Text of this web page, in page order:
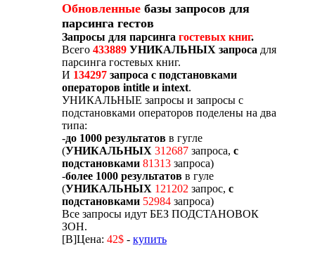
Обновленные базы запросов для
парсинга гестов
Запросы для парсинга гостевых книг.
Всего 433889 УНИКАЛЬНЫХ запроса для
парсинга гостевых книг.
И 134297 запроса с подстановками
операторов intitle и intext.
УНИКАЛЬНЫЕ запросы и запросы с
подстановками операторов поделены на два
типа:
-до 1000 результатов в гугле
(УНИКАЛЬНЫХ 312687 запроса, с
подстановками 81313 запроса)
-более 1000 результатов в гуле
(УНИКАЛЬНЫХ 121202 запрос, с
подстановками 52984 запроса)
Все запросы идут БЕЗ ПОДСТАНОВОК
ЗОН.
[B]Цена: 42$ - купить